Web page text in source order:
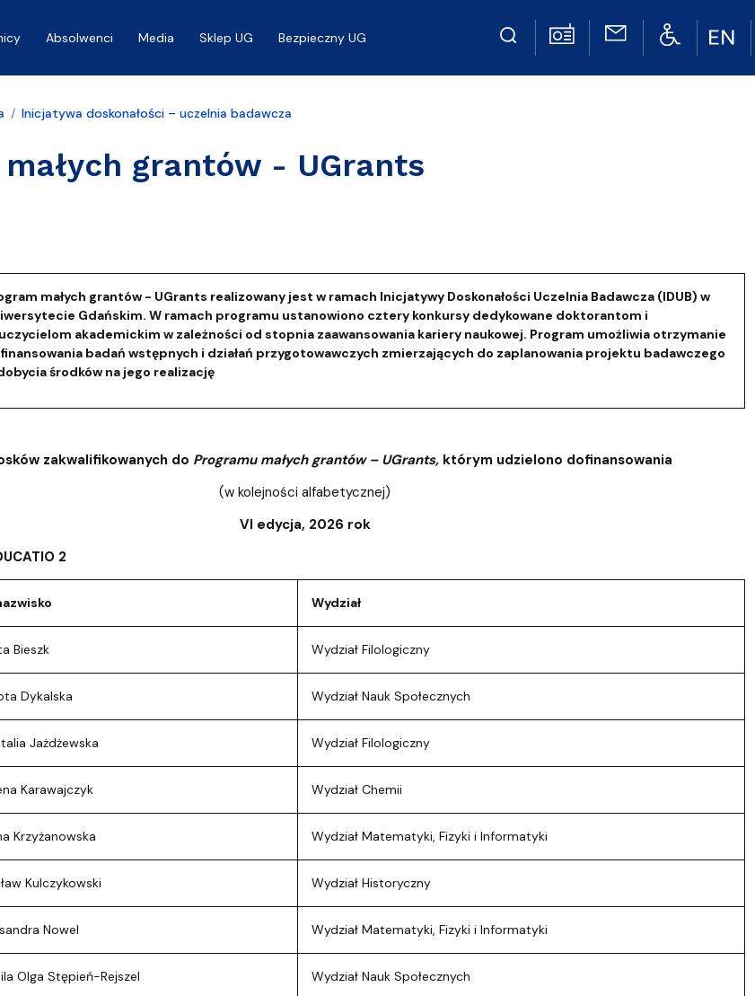
Absolwenci Media Sklep UG Bezpieczny UG
Inicjatywa doskonałości – uczelnia badawcza
grantów - UGrants
małych grantów - UGrants realizowany jest w ramach Inicjatywy Doskonałości Uczelnia Badawcza (IDUB) w
Gdańskim. W ramach programu ustanowiono cztery konkursy dedykowane doktorantom i
akademickim w zależności od stopnia zaawansowania kariery naukowej. Program umożliwia otrzymanie
badań wstępnych i działań przygotowawczych zmierzających do zaplanowania projektu badawczego
środków na jego realizację
zakwalifikowanych do Programu małych grantów –UGrants, którym udzielono dofinansowania
(w kolejności alfabetycznej)
VI edycja, 2026 rok
2
Wydział
Bieszk Wydział Filologiczny
Dykalska Wydział Nauk Społecznych
Jażdżewska Wydział Filologiczny
Karawajczyk Wydział Chemii
Krzyżanowska Wydział Matematyki, Fizyki i Informatyki
Kulczykowski Wydział Historyczny
Nowel Wydział Matematyki, Fizyki i Informatyki
Olga Stępień-Rejszel Wydział Nauk Społecznych